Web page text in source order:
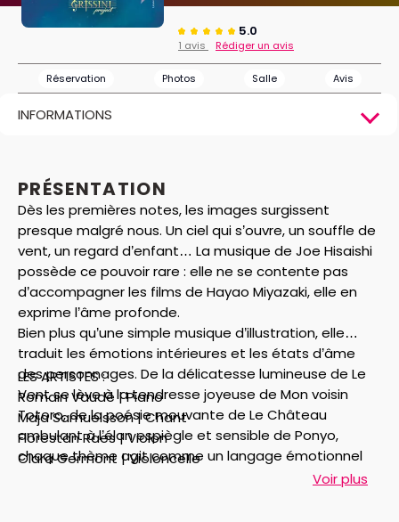
5.0
1 avis Rédiger un avis
Réservation Photos Salle Avis
INFORMATIONS
PRÉSENTATION
Dès les premières notes, les images surgissent
presque malgré nous. Un ciel qui s’ouvre, un souffle de
vent, un regard d’enfant… La musique de Joe Hisaishi
possède ce pouvoir rare : elle ne se contente pas
d’accompagner les films de Hayao Miyazaki, elle en
exprime l’âme profonde.
Bien plus qu’une simple musique d’illustration, elle
traduit les émotions intérieures et les états d’âme
des personnages. De la délicatesse lumineuse de Le
Vent se lève à la tendresse joyeuse de Mon voisin
Totoro, de la poésie mouvante de Le Château
ambulant à l’élan espiègle et sensible de Ponyo,
chaque thème agit comme un langage émotionnel
immédiat. Si cette musique nous touche autant, c’est
LES ARTISTES :
Romain Vaudé | Piano
Maja Samuelsson | Chant
Florestan Raes | Violon
Clara Germont | Violoncelle
Voir plus